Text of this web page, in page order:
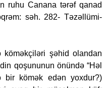
ruhu Canana tərəf qanad
səh. 282- Təzəllümi-
köməkçiləri şəhid olandan
qoşununun önündə “Həl
bir kömək edən yoxdur?)